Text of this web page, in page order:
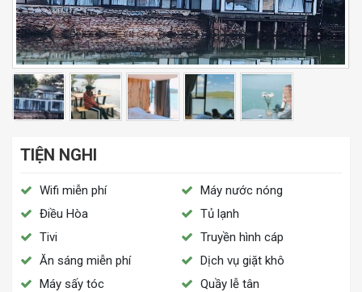
TIỆN NGHI
Wifi miễn phí
Máy nước nóng
Điều Hòa
Tủ lạnh
Tivi
Truyền hình cáp
Ăn sáng miễn phí
Dịch vụ giặt khô
Máy sấy tóc
Quầy lễ tân